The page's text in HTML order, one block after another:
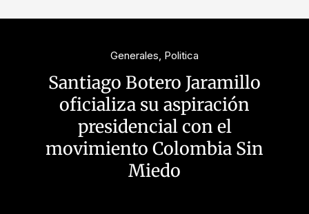
Generales, Politica
Santiago Botero Jaramillo
oficializa su aspiración
presidencial con el
movimiento Colombia Sin
Miedo